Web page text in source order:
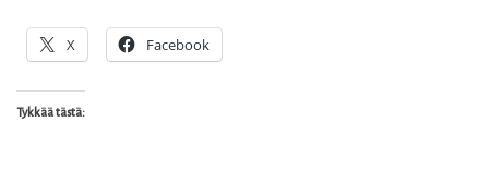
X Facebook
Tykkää tästä: